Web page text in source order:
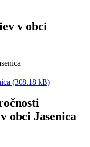
v obci
(308.18 kB)
obci Jasenica